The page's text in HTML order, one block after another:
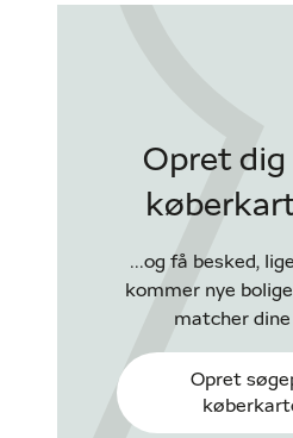
Opret dig
...og få besked,
kommer nye
matcher dine
Opret